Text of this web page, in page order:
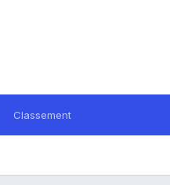
Classement